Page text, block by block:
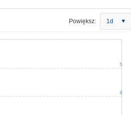
Powiększ: 1d
4
5